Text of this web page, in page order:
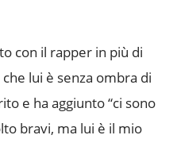
con il rapper in più di
lui è senza ombra di
e ha aggiunto “ci sono
bravi, ma lui è il mio